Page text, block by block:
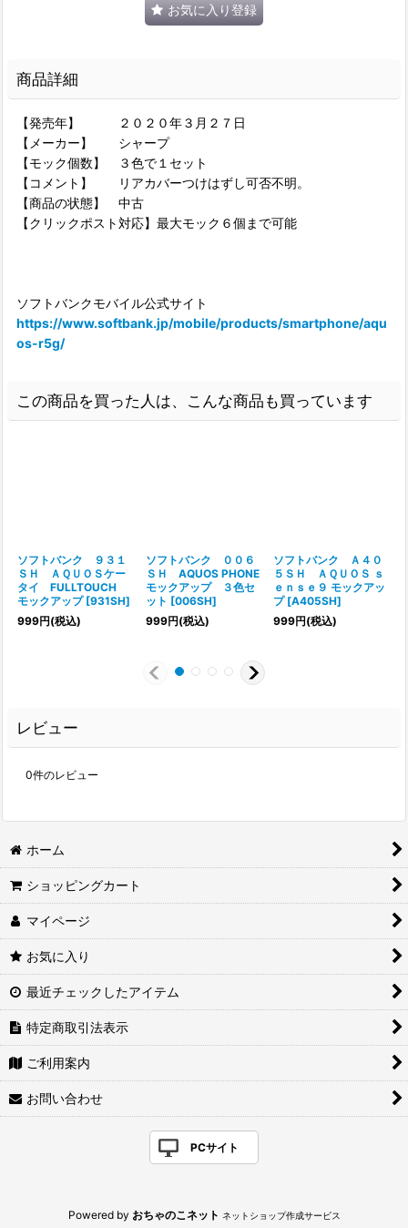
お気に入り登録
商品詳細
【発売年】 ２０２０年３月２７日
【メーカー】 シャープ
【モック個数】 ３色で１セット
【コメント】 リアカバーつけはずし可否不明。
【商品の状態】 中古
【クリックポスト対応】最大モック６個まで可能
ソフトバンクモバイル公式サイト
https://www.softbank.jp/mobile/products/smartphone/aqu
os-r5g/
この商品を買った人は、こんな商品も買っています
ソフトバンク ９３１
ＳＨ ＡＱＵＯＳケー
タイ FULLTOUCH
モックアップ [931SH]
999円(税込)
ソフトバンク ００６
ＳＨ AQUOS PHONE
モックアップ ３色セ
ット [006SH]
999円(税込)
ソフトバンク Ａ４０
５ＳＨ ＡＱＵＯＳ ｓ
ｅｎｓｅ９ モックアッ
プ [A405SH]
999円(税込)
レビュー
0件のレビュー
ホーム
ショッピングカート
マイページ
お気に入り
最近チェックしたアイテム
特定商取引法表示
ご利用案内
お問い合わせ
PCサイト
Powered by おちゃのこネット ネットショップ作成サービス